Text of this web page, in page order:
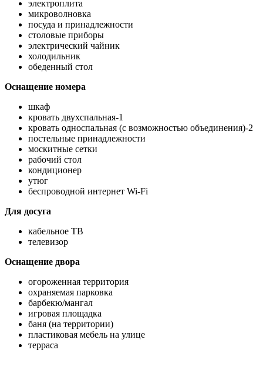
электроплита
микроволновка
посуда и принадлежности
столовые приборы
электрический чайник
холодильник
обеденный стол
Оснащение номера
шкаф
кровать двухспальная-1
кровать односпальная (с возможностью объединения)-2
постельные принадлежности
москитные сетки
рабочий стол
кондиционер
утюг
беспроводной интернет Wi-Fi
Для досуга
кабельное ТВ
телевизор
Оснащение двора
огороженная территория
охраняемая парковка
барбекю/мангал
игровая площадка
баня (на территории)
пластиковая мебель на улице
терраса